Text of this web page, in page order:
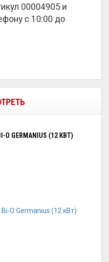
00004905 и
с 10:00 до
GERMANIUS (12 КВТ)